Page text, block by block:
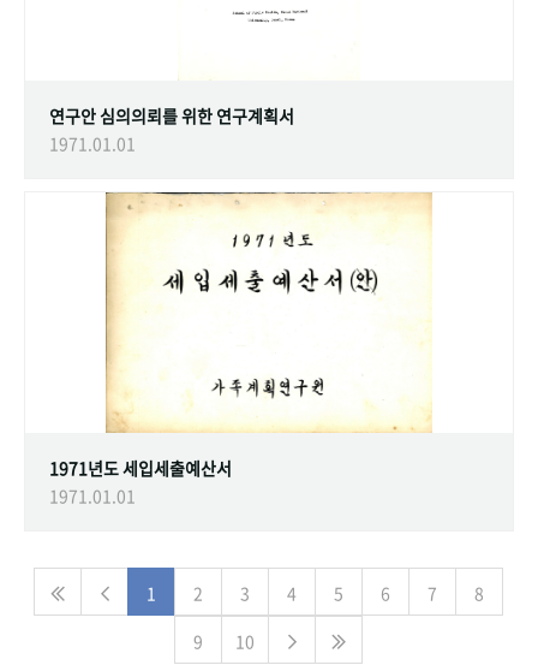
연구안 심의의뢰를 위한 연구계획서
1971.01.01
1971년도 세입세출예산서
1971.01.01
1 2 3 4 5 6 7
8
9
10